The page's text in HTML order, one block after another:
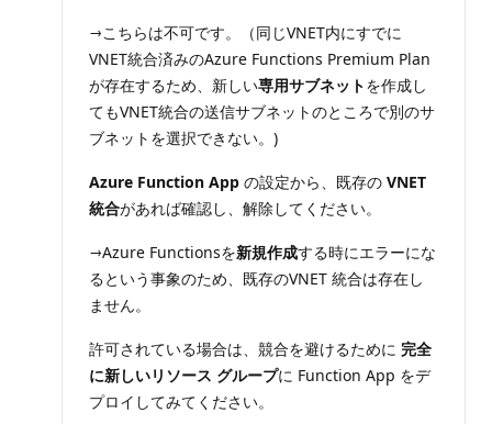
→こちらは不可です。（同じVNET内にすでに
VNET統合済みのAzure Functions Premium Plan
が存在するため、新しい専用サブネットを作成し
てもVNET統合の送信サブネットのところで別のサ
ブネットを選択できない。)
Azure Function App の設定から、既存の VNET
統合があれば確認し、解除してください。
→Azure Functionsを新規作成する時にエラーにな
るという事象のため、既存のVNET 統合は存在し
ません。
許可されている場合は、競合を避けるために 完全
に新しいリソース グループに Function App をデ
プロイしてみてください。